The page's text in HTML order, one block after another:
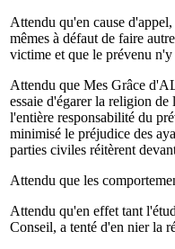
Attendu qu'en cause
mêmes à défaut de faire
victime et que le prévenu
Attendu que Mes Grâce
essaie d'égarer la religion
l'entière responsabilité du
minimisé le préjudice des
parties civiles réitèrent
Attendu que les
Attendu qu'en effet tant
Conseil, a tenté d'en nier la